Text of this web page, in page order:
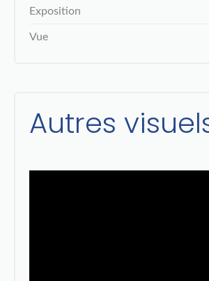
Exposition
Vue
Autres